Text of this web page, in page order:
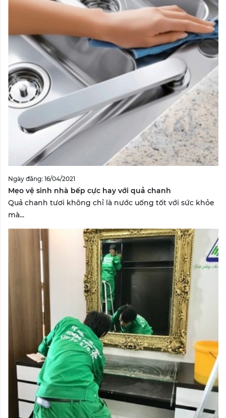
Ngày đăng: 16/04/2021
Mẹo vệ sinh nhà bếp cực hay với quả chanh
Quả chanh tươi không chỉ là nước uống tốt với sức khỏe
mà...